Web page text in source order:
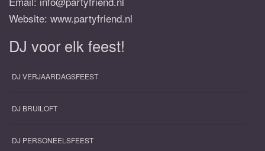
Website: www.partyfriend.nl
DJ voor elk feest!
DJ VERJAARDAGSFEEST
DJ BRUILOFT
DJ PERSONEELSFEEST